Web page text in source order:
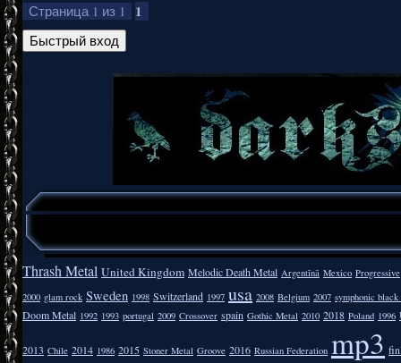
Страница 1 из 1 1
Thrash Metal United Kingdom Melodic Death Metal Argentīnā Mexico Progressive
2000 glam rock Sweden 1998 Switzerland 1997 usa 2008 Belgium 2007 symphonic
Doom Metal 1992 1993 portugal 2009 Crossover spain Gothic Metal 2010 2018 Poland 1996
2013 Chile 2014 1986 2015 Stoner Metal Groove 2016 Russian Federation mp3